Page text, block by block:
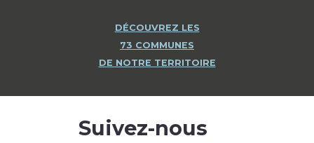
DÉCOUVREZ LES
73 COMMUNES
DE NOTRE TERRITOIRE
Suivez-nous